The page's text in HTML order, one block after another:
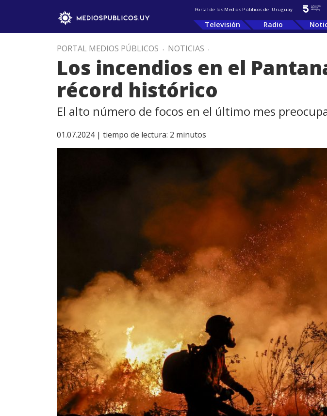
Portal de los Medios Públicos del Uruguay
Televisión Radio
PORTAL MEDIOS PÚBLICOS . NOTICIAS .
Los incendios en el
récord histórico
El alto número de focos en el último mes
01.07.2024 | tiempo de lectura: 2 minutos